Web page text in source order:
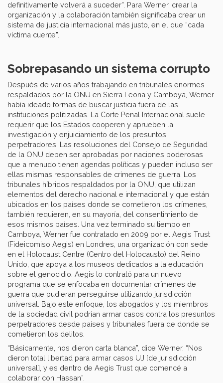
definitivamente volverá a suceder”. Para Werner, crear la
organización y la colaboración también significaba crear un
sistema de justicia internacional más justo, en el que “cada
víctima cuente”.
Sobrepasando un sistema corrupto
Después de varios años trabajando en tribunales enormes
respaldados por la ONU en Sierra Leona y Camboya, Werner
había ideado formas de buscar justicia fuera de las
instituciones politizadas. La Corte Penal Internacional suele
requerir que los Estados cooperen y aprueben la
investigación y enjuiciamiento de los presuntos
perpetradores. Las resoluciones del Consejo de Seguridad
de la ONU deben ser aprobadas por naciones poderosas
que a menudo tienen agendas políticas y pueden incluso ser
ellas mismas responsables de crímenes de guerra. Los
tribunales híbridos respaldados por la ONU, que utilizan
elementos del derecho nacional e internacional y que están
ubicados en los países donde se cometieron los crímenes,
también requieren, en su mayoría, del consentimiento de
esos mismos países. Una vez terminado su tiempo en
Camboya, Werner fue contratado en 2009 por el Aegis Trust
(Fideicomiso Aegis) en Londres, una organización con sede
en el Holocaust Centre (Centro del Holocausto) del Reino
Unido, que apoya a los museos dedicados a la educación
sobre el genocidio. Aegis lo contrató para un nuevo
programa que se enfocaba en documentar crímenes de
guerra que pudieran perseguirse utilizando jurisdicción
universal. Bajo este enfoque, los abogados y los miembros
de la sociedad civil podrían armar casos contra los presuntos
perpetradores desde países y tribunales fuera de donde se
cometieron los delitos.
“Básicamente, nos dieron carta blanca”, dice Werner. “Nos
dieron total libertad para armar casos UJ [de jurisdicción
universal], y es dentro de Aegis Trust que comencé a
colaborar con Hassan”.